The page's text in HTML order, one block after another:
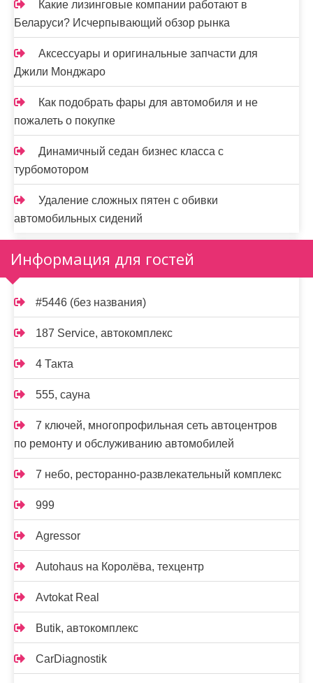
Какие лизинговые компании работают в
Беларуси? Исчерпывающий обзор рынка
Аксессуары и оригинальные запчасти для
Джили Монджаро
Как подобрать фары для автомобиля и не
пожалеть о покупке
Динамичный седан бизнес класса с
турбомотором
Удаление сложных пятен с обивки
автомобильных сидений
Информация для гостей
#5446 (без названия)
187 Service, автокомплекс
4 Такта
555, сауна
7 ключей, многопрофильная сеть автоцентров
по ремонту и обслуживанию автомобилей
7 небо, ресторанно-развлекательный комплекс
999
Agressor
Autohaus на Королёва, техцентр
Avtokat Real
Butik, автокомплекс
CarDiagnostik